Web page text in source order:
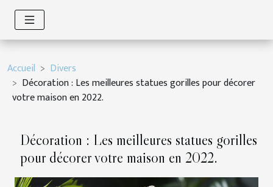
Accueil
Divers
Décoration : Les meilleures statues gorilles pour décorer
votre maison en 2022.
Décoration : Les meilleures statues gorilles
pour décorer votre maison en 2022.